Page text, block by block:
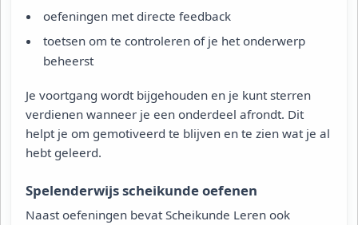
oefeningen met directe feedback
toetsen om te controleren of je het onderwerp
beheerst
Je voortgang wordt bijgehouden en je kunt sterren
verdienen wanneer je een onderdeel afrondt. Dit
helpt je om gemotiveerd te blijven en te zien wat je al
hebt geleerd.
Spelenderwijs scheikunde oefenen
Naast oefeningen bevat Scheikunde Leren ook